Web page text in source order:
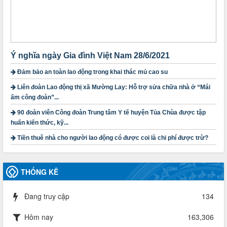
ngoài nhà nước trên địa bàn tỉnh
Thời gian đăng: 28/10/2024
lượt xem: 1168 | lượt tải:298
1754/QĐ-TLĐ
Quyết định số 1754/QĐ-TLĐ Về việc ban hành Quy định về
nguyên tắc xây dựng và giao dự toán tài chính công đoàn
năm 2025
Thời gian đăng: 23/09/2024
lượt xem: 4199 | lượt tải:1314
3716/TLD-TC
đoàn khi đơn vị sát nhập, chấm dứt hoạt động
Thời gian đăng: 13/04/2025
60/TB-LĐLĐ
Thông báo công khai dự toán thu, chi tài chính công đoàn
LĐLĐ tỉnh Điện Biên năm 2025
Ý nghĩa ngày Gia đình Việt Nam 28/6/2021
Đảm bảo an toàn lao động trong khai thác mủ cao su
Liên đoàn Lao động thị xã Mường Lay: Hỗ trợ sửa chữa nhà ở “Mái
ấm công đoàn”...
90 đoàn viên Công đoàn Trung tâm Y tế huyện Tủa Chùa được tập
huấn kiến thức, kỹ...
Tiền thuê nhà cho người lao động có được coi là chi phí được trừ?
THỐNG KÊ
Đang truy cập 134
Hôm nay 163,306